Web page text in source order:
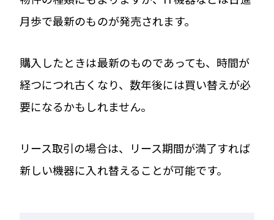
月歩で最新のものが発売されます。
購入したときは最新のものであっても、時間が
経つにつれ古くなり、数年後には買い替えが必
要になるかもしれません。
リース取引の場合は、リース期間が満了すれば
新しい機器に入れ替えることが可能です。